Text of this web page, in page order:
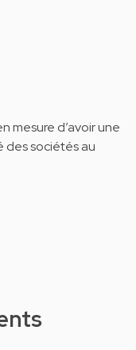
mesure d’avoir une
des sociétés au